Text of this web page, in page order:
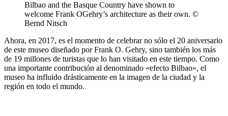
Bilbao and the Basque Country have shown to
welcome Frank OGehry’s architecture as their own. ©
Bernd Nitsch
Ahora, en 2017, es el momento de celebrar no sólo el 20 aniversario
de este museo diseñado por Frank O. Gehry, sino también los más
de 19 millones de turistas que lo han visitado en este tiempo. Como
una importante contribución al denominado «efecto Bilbao», el
museo ha influido drásticamente en la imagen de la ciudad y la
región en todo el mundo.